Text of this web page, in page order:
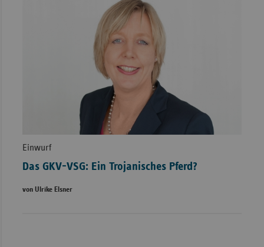
Einwurf
Das GKV-VSG: Ein Trojanisches Pferd?
von Ulrike Elsner